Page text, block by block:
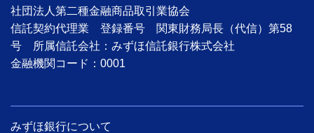
社団法人第二種金融商品取引業協会
信託契約代理業 登録番号 関東財務局長（代信）第58
号 所属信託会社：みずほ信託銀行株式会社
金融機関コード：0001
みずほ銀行について